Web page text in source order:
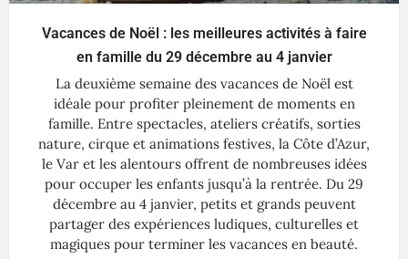
Vacances de Noël : les meilleures activités à faire
en famille du 29 décembre au 4 janvier
La deuxième semaine des vacances de Noël est
idéale pour profiter pleinement de moments en
famille. Entre spectacles, ateliers créatifs, sorties
nature, cirque et animations festives, la Côte d’Azur,
le Var et les alentours offrent de nombreuses idées
pour occuper les enfants jusqu’à la rentrée. Du 29
décembre au 4 janvier, petits et grands peuvent
partager des expériences ludiques, culturelles et
magiques pour terminer les vacances en beauté.